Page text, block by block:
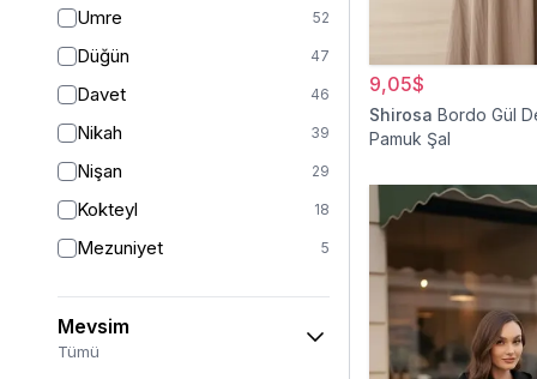
Sandy
Umre 52
Düğün 47
Davet 46
Nikah 39
Nişan 29
Kokteyl 18
Mezuniyet 5
Mevsim
Tümü
9,05$
Shirosa Bordo Gül
Pamuk Şal